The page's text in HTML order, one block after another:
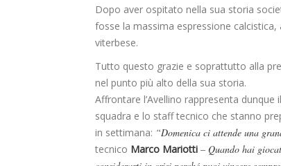
Dopo aver ospitato nella sua storia
fosse la massima espressione
viterbese.
Tutto questo grazie e soprattutto alla
nel punto più alto della sua storia.
Affrontare l’Avellino rappresenta
squadra e lo staff tecnico che stanno
in settimana: “Domenica ci attende una
tecnico Marco Mariotti – Quando hai